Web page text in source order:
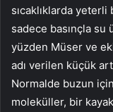
sıcaklıklarda
sadece basınçla su
yüzden Müser ve
adı verilen küçük
Normalde buzun
moleküller, bir